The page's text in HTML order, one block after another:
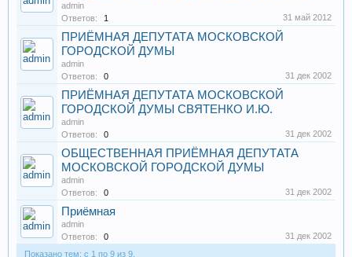
admin
Ответов:
1 31 май 2012
ПРИЁМНАЯ ДЕПУТАТА МОСКОВСКОЙ
ГОРОДСКОЙ ДУМЫ
admin
Ответов:
0 31 дек 2002
ПРИЁМНАЯ ДЕПУТАТА МОСКОВСКОЙ
ГОРОДСКОЙ ДУМЫ СВЯТЕНКО И.Ю.
admin
Ответов:
0 31 дек 2002
ОБЩЕСТВЕННАЯ ПРИЁМНАЯ ДЕПУТАТА
МОСКОВСКОЙ ГОРОДСКОЙ ДУМЫ
admin
Ответов:
0 31 дек 2002
Приёмная
admin
Ответов:
0
31 дек 2002
Показано тем: с 1 по 9 из 9.